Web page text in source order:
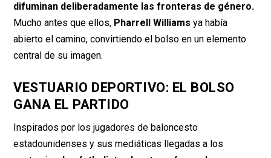
difuminan deliberadamente las fronteras de género.
Mucho antes que ellos, Pharrell Williams ya había
abierto el camino, convirtiendo el bolso en un elemento
central de su imagen.
VESTUARIO DEPORTIVO: EL BOLSO
GANA EL PARTIDO
Inspirados por los jugadores de baloncesto
estadounidenses y sus mediáticas llegadas a los